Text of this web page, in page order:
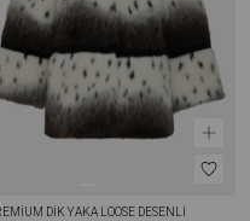
DIK YAKA LOOSE DESENLI